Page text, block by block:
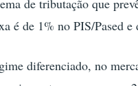
de tributação que
é de 1% no PIS/Pased
diferenciado, no